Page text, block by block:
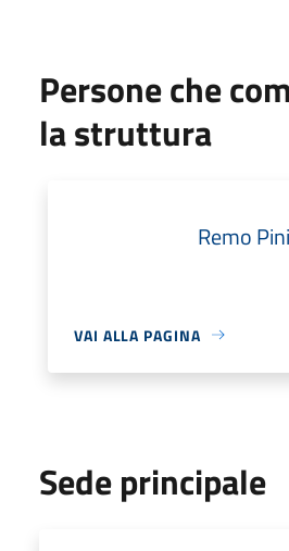
Persone che
la struttura
Remo Pini
VAI ALLA PAGINA
Sede principale